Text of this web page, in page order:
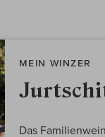
MEIN WINZER
Das